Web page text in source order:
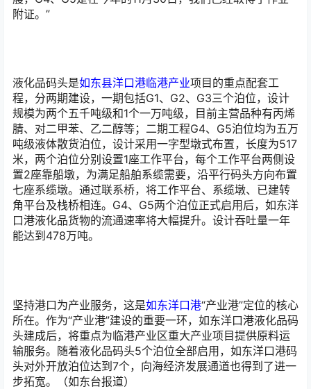
附证。”
液化品码头是如东县洋口港临港产业项目的重点配套工
程，分两期建设，一期包括G1、G2、G3三个泊位，设计
规模为两个五千吨级和1个一万吨级，目前主营品种有丙烯
腈、对二甲苯、乙二醇等；二期工程G4、G5泊位均为五万
吨级液体散货泊位，设计采用一字型墩式布置，长度为517
米，两个泊位分别设置1座工作平台，每个工作平台两侧设
置2座靠船墩，为满足船舶系缆需要，沿平行码头方向布置
七座系缆墩。通过联系桥，将工作平台、系缆墩、已建转
角平台及栈桥相连。G4、G5两个泊位正式启用后，如东洋
口港液化品货物的流通速率将大幅提升。设计吞吐量一年
能达到478万吨。
坚持港口为产业服务，这是如东洋口港“产业港”定位的核心
所在。作为“产业港”建设的重要一环，如东洋口港液化品码
头建成后，将重点为临港产业区重大产业项目提供原料运
输服务。随着液化品码头5个泊位全部启用，如东洋口港码
头对外开放泊位达到7个，向海经济发展通道也得到了进一
步拓宽。（如东台报道）